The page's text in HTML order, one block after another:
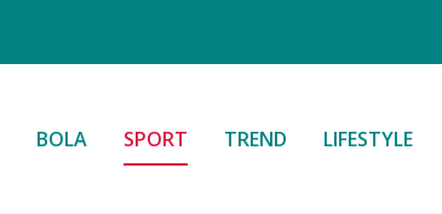
BOLA SPORT TREND LIFESTYLE